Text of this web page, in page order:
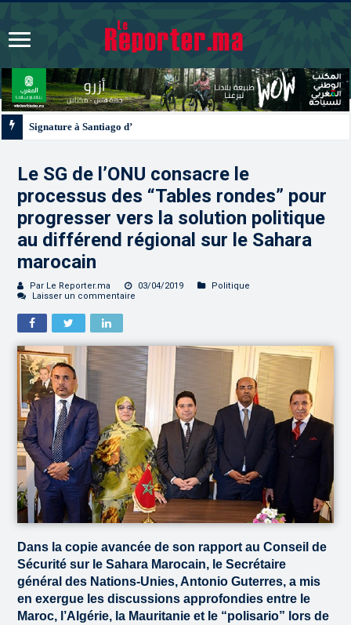
Le SG de l’ONU consacre le
processus des “Tables rondes” pour
progresser vers la solution politique
au différend régional sur le Sahara
marocain
Par Le Reporter.ma 03/04/2019
Politique
Laisser un commentaire
Dans la copie avancée de son rapport au Conseil de
Sécurité sur le Sahara Marocain, le Secrétaire
général des Nations-Unies, Antonio Guterres, a mis
en exergue les discussions approfondies entre le
Maroc, l’Algérie, la Mauritanie et le “polisario” lors de